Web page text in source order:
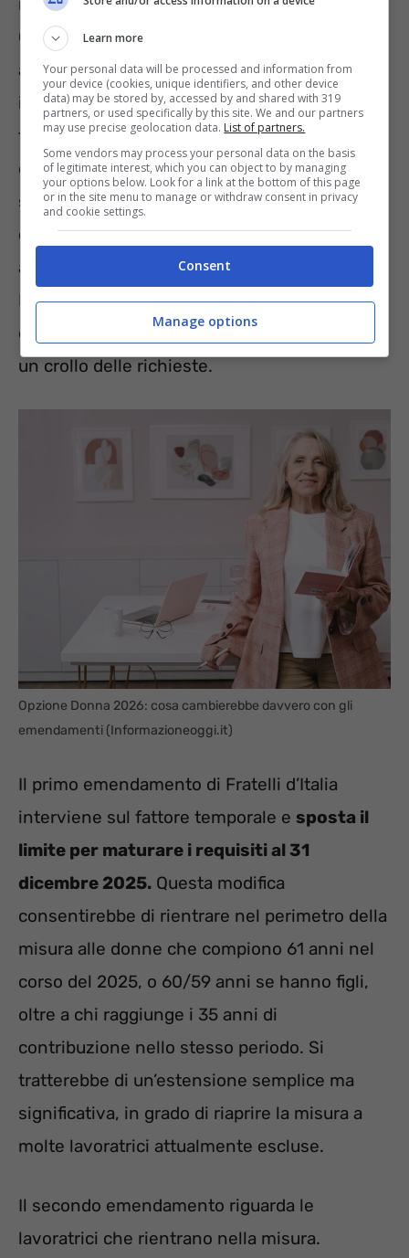
Oggi accede alla misura soltanto chi ha
almeno 61 anni (con riduzione fino a due anni
in base ai figli), 35 anni di contributi, una
finestra mobile di dodici mesi per le
dipendenti e diciotto per le autonome e,
soprattutto, appartiene a categorie specifiche
come caregiver, lavoratrici con invalidità pari
ad almeno il 74% o coinvolte in crisi aziendali.
Proprio questa selettività, unita al ricalcolo
contributivo dell’assegno, aveva determinato
un crollo delle richieste.
Opzione Donna 2026: cosa cambierebbe davvero con gli
emendamenti (Informazioneoggi.it)
Il primo emendamento di Fratelli d’Italia
interviene sul fattore temporale e sposta il
limite per maturare i requisiti al 31
dicembre 2025. Questa modifica
consentirebbe di rientrare nel perimetro della
misura alle donne che compiono 61 anni nel
corso del 2025, o 60/59 anni se hanno figli,
oltre a chi raggiunge i 35 anni di
contribuzione nello stesso periodo. Si
tratterebbe di un’estensione semplice ma
significativa, in grado di riaprire la misura a
molte lavoratrici attualmente escluse.
Il secondo emendamento riguarda le
lavoratrici che rientrano nella misura.
Learn more
Your personal data will be processed and information from
your device (cookies, unique identifiers, and other device
data) may be stored by, accessed by and shared with 319
partners, or used specifically by this site. We and our partners
may use precise geolocation data. List of partners.
Some vendors may process your personal data on the basis
of legitimate interest, which you can object to by managing
your options below. Look for a link at the bottom of this page
or in the site menu to manage or withdraw consent in privacy
and cookie settings.
Consent
Manage options